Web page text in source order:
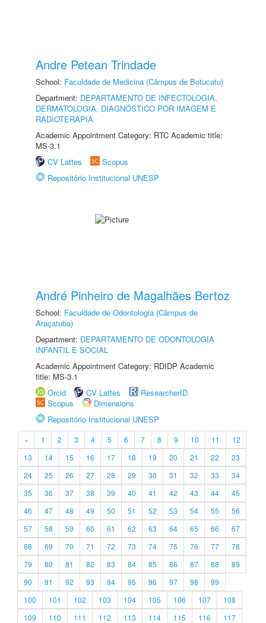
Andre Petean Trindade
School: Faculdade de Medicina (Câmpus de Botucatu)
Department: DEPARTAMENTO DE INFECTOLOGIA,
DERMATOLOGIA, DIAGNÓSTICO POR IMAGEM E
RADIOTERAPIA
Academic Appointment Category: RTC Academic title:
MS-3.1
CV Lattes
Scopus
Repositório Institucional UNESP
André Pinheiro de Magalhães Bertoz
School: Faculdade de Odontologia (Câmpus de
Araçatuba)
Department: DEPARTAMENTO DE ODONTOLOGIA
INFANTIL E SOCIAL
Academic Appointment Category: RDIDP Academic
title: MS-3.1
Orcid
CV Lattes
ResearcherID
Scopus
Dimensions
Repositório Institucional UNESP
« 1 2 3 4 5 6 7 8 9 10 11
12
13
14 15 16 17 18 19 20 21 22
23
24
25 26 27 28 29 30 31 32 33
34
35
36 37 38 39 40 41 42 43 44
45
46
47 48 49 50 51 52 53 54 55
56
57
58 59 60 61 62 63 64 65 66
67
68
69 70 71 72 73 74 75 76 77
78
79
80 81 82 83 84 85 86 87 88
89
90
91 92 93 94 95 96 97 98
99
100
101 102 103 104 105 106 107
108
109
110 111 112 113 114 115 116
117